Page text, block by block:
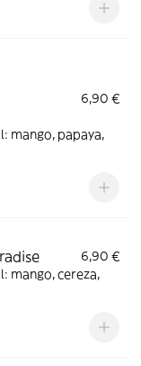
6,90 €
mango, papaya,
6,90 €
mango, cereza,